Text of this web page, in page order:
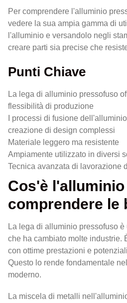
Per comprendere l'alluminio
vedere la sua ampia gamma di
l'alluminio e versandolo negli
creare parti sia precise che
Punti Chiave
La lega di alluminio pressofuso
flessibilità di produzione
I processi di fusione
creazione di design complessi
Materiale leggero ma resistente
Ampiamente utilizzato in diversi
Tecnica avanzata di lavorazione
Cos'è
comprendere le
La lega di alluminio pressofuso
che ha cambiato molte industrie.
con ottime prestazioni e
Questo lo rende fondamentale
moderno.
La miscela di metalli